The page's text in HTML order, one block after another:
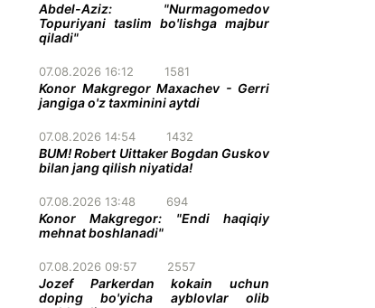
Abdel-Aziz: "Nurmagomedov
Topuriyani taslim bo'lishga majbur
qiladi"
07.08.2026 16:12 1581
Konor Makgregor Maxachev - Gerri
jangiga o'z taxminini aytdi
07.08.2026 14:54 1432
BUM! Robert Uittaker Bogdan Guskov
bilan jang qilish niyatida!
07.08.2026 13:48 694
Konor Makgregor: "Endi haqiqiy
mehnat boshlanadi"
07.08.2026 09:57 2557
Jozef Parkerdan kokain uchun
doping bo'yicha ayblovlar olib